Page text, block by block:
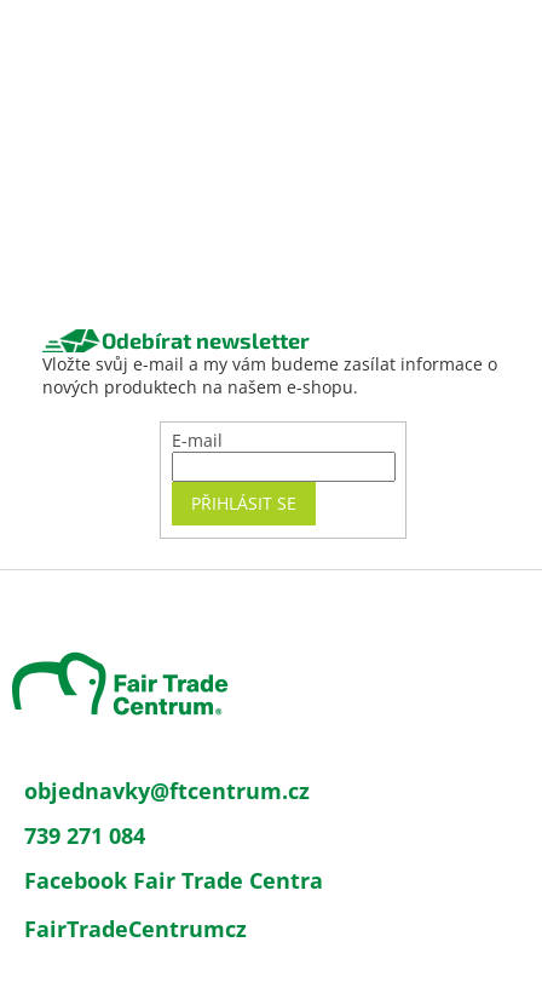
Odebírat newsletter
Vložte svůj e-mail a my vám budeme zasílat informace o
nových produktech na našem e-shopu.
E-mail
PŘIHLÁSIT SE
objednavky@ftcentrum.cz
739 271 084
Facebook Fair Trade Centra
FairTradeCentrumcz